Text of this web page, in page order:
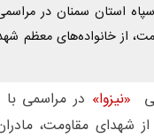
استان سمنان در
از خانواده‌های معظم
«نیزوا» در مراسمی
شهدای مقاومت،